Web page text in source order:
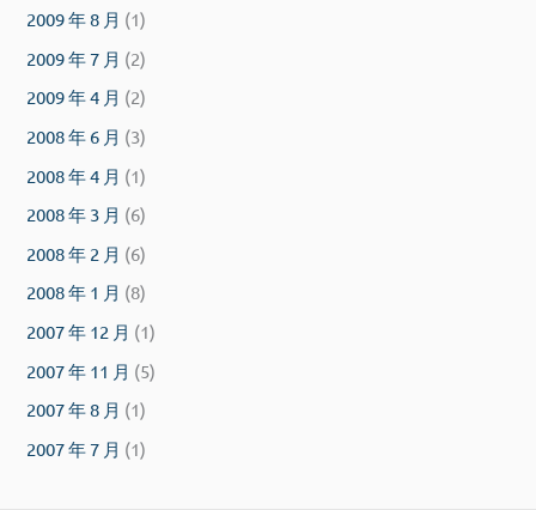
2009 年 8 月 (1)
2009 年 7 月 (2)
2009 年 4 月 (2)
2008 年 6 月 (3)
2008 年 4 月 (1)
2008 年 3 月 (6)
2008 年 2 月 (6)
2008 年 1 月 (8)
2007 年 12 月 (1)
2007 年 11 月 (5)
2007 年 8 月 (1)
2007 年 7 月 (1)